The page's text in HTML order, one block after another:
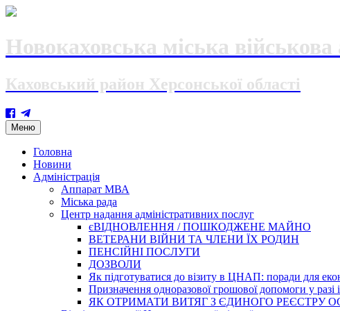
Новокаховська міська військова
Каховський район Херсонської області
Меню Skip
to
content
Головна
Новини
Адміністрація
Аппарат МВА
Міська рада
Центр надання адміністративних послуг
єВІДНОВЛЕННЯ / ПОШКОДЖЕНЕ МАЙНО
ВЕТЕРАНИ ВІЙНИ ТА ЧЛЕНИ ЇХ РОДИН
ПЕНСІЙНІ ПОСЛУГИ
ДОЗВОЛИ
Як підготуватися до візиту в ЦНАП: поради для
Призначення одноразової грошової допомоги у разі
ЯК ОТРИМАТИ ВИТЯГ З ЄДИНОГО РЕЄСТРУ